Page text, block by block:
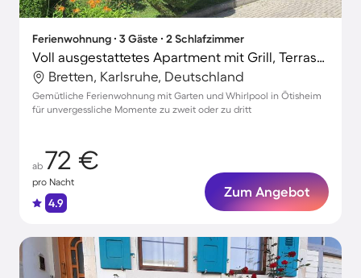
Ferienwohnung ∙ 3 Gäste ∙ 2 Schlafzimmer
Voll ausgestattetes Apartment mit Grill, Terrasse und Garten | Naturblick | Perfekt für die Arbeit von Zuhause
Bretten, Karlsruhe, Deutschland
Gemütliche Ferienwohnung mit Garten und Whirlpool in Ötisheim
für unvergessliche Momente zu zweit oder zu dritt
ab 72 €
pro Nacht
4.9
Zum Angebot